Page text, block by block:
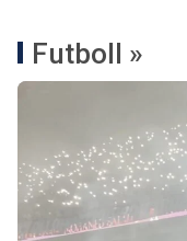
Futboll »